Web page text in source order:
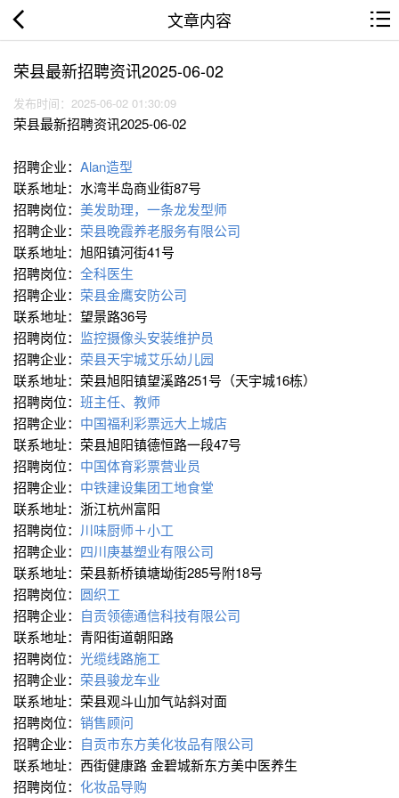
文章内容
荣县最新招聘资讯2025-06-02
发布时间：2025-06-02 01:30:09
荣县最新招聘资讯2025-06-02
招聘企业： Alan造型
联系地址：水湾半岛商业街87号
招聘岗位： 美发助理，一条龙发型师
招聘企业： 荣县晚霞养老服务有限公司
联系地址：旭阳镇河街41号
招聘岗位： 全科医生
招聘企业： 荣县金鹰安防公司
联系地址：望景路36号
招聘岗位： 监控摄像头安装维护员
招聘企业： 荣县天宇城艾乐幼儿园
联系地址：荣县旭阳镇望溪路251号（天宇城16栋）
招聘岗位： 班主任、教师
招聘企业： 中国福利彩票远大上城店
联系地址：荣县旭阳镇德恒路一段47号
招聘岗位： 中国体育彩票营业员
招聘企业： 中铁建设集团工地食堂
联系地址：浙江杭州富阳
招聘岗位： 川味厨师＋小工
招聘企业： 四川庚基塑业有限公司
联系地址：荣县新桥镇塘坳街285号附18号
招聘岗位： 圆织工
招聘企业： 自贡领德通信科技有限公司
联系地址：青阳街道朝阳路
招聘岗位： 光缆线路施工
招聘企业： 荣县骏龙车业
联系地址：荣县观斗山加气站斜对面
招聘岗位： 销售顾问
招聘企业： 自贡市东方美化妆品有限公司
联系地址：西街健康路 金碧城新东方美中医养生
招聘岗位： 化妆品导购